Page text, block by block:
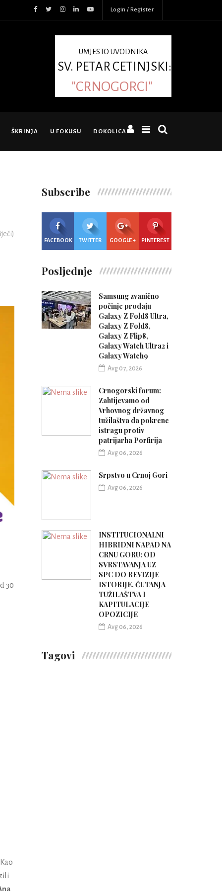
Login / Register
UMJESTO UVODNIKA
SV. PETAR CETINJSKI:
"CRNOGORCI"
ŠKRINJA U FOKUSU DOKOLICA
30
Subscribe
FACEBOOK TWITTER GOOGLE + PINTEREST
Posljednje
Samsung zvanično
počinje prodaju
Galaxy Z Fold8 Ultra,
Galaxy Z Fold8,
Galaxy Z Flip8,
Galaxy Watch Ultra2 i
Galaxy Watch9
Avg 07, 2026
Crnogorski forum:
Zahtijevamo od
Vrhovnog državnog
tužilaštva da pokrene
istragu protiv
patrijarha Porfirija
Avg 06, 2026
Srpstvo u Crnoj Gori
Avg 06, 2026
INSTITUCIONALNI
HIBRIDNI NAPAD NA
CRNU GORU: OD
SVRSTAVANJA UZ
SPC DO REVIZIJE
ISTORIJE, ĆUTANJA
TUŽILAŠTVA I
KAPITULACIJE
OPOZICIJE
Avg 06, 2026
Tagovi